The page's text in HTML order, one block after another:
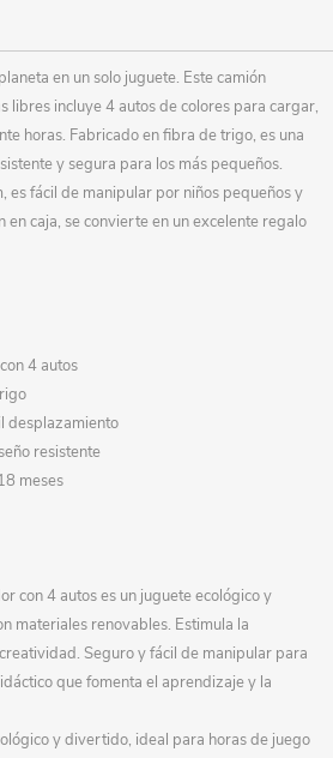
en un solo juguete. Este camión
libres incluye 4 autos de colores para cargar,
horas. Fabricado en fibra de trigo, es una
y segura para los más pequeños.
es fácil de manipular por niños pequeños y
en caja, se convierte en un excelente regalo
4 autos
desplazamiento
resistente
meses
con 4 autos es un juguete ecológico y
materiales renovables. Estimula la
Seguro y fácil de manipular para
que fomenta el aprendizaje y la
y divertido, ideal para horas de juego